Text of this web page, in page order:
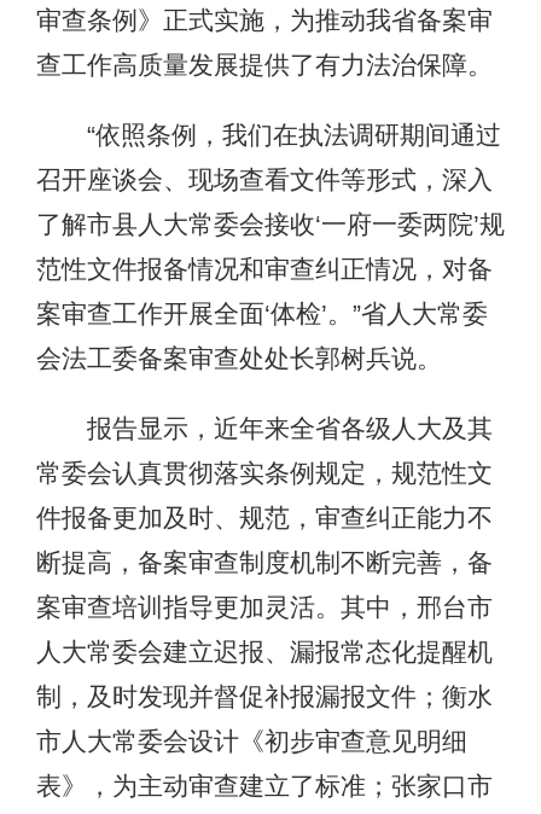
审查条例》正式实施，为推动我省备案审
查工作高质量发展提供了有力法治保障。
“依照条例，我们在执法调研期间通过
召开座谈会、现场查看文件等形式，深入
了解市县人大常委会接收‘一府一委两院’规
范性文件报备情况和审查纠正情况，对备
案审查工作开展全面‘体检’。”省人大常委
会法工委备案审查处处长郭树兵说。
报告显示，近年来全省各级人大及其
常委会认真贯彻落实条例规定，规范性文
件报备更加及时、规范，审查纠正能力不
断提高，备案审查制度机制不断完善，备
案审查培训指导更加灵活。其中，邢台市
人大常委会建立迟报、漏报常态化提醒机
制，及时发现并督促补报漏报文件；衡水
市人大常委会设计《初步审查意见明细
表》，为主动审查建立了标准；张家口市